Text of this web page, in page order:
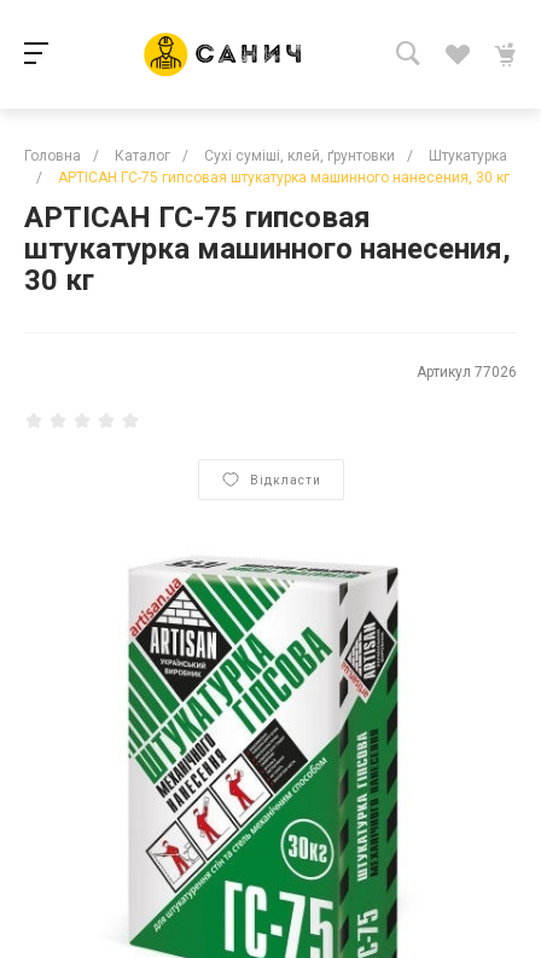
Головна / Каталог / Сухі суміші, клей, ґрунтовки /
Штукатурка
/
АРТІСАН ГС-75 гипсовая штукатурка машинного нанесения, 30 кг
АРТІСАН ГС-75 гипсовая
штукатурка машинного нанесения,
30 кг
Артикул 77026
Відкласти